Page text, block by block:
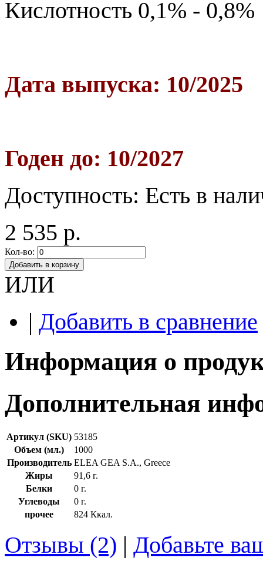
Кислотность 0,1% - 0,8%
Дата выпуска: 10/2025
Годен до: 10/2027
Доступность: Есть в
2 535 р.
Кол-во:
Добавить в корзину
ИЛИ
| Добавить в сравнение
Информация о
Дополнительная
Артикул (SKU) 53185
Объем (мл.)
1000
Производитель ELEA GEA S.A., Greece
Жиры
91,6 г.
Белки
0 г.
Углеводы
0 г.
прочее
824 Ккал.
Отзывы (2) | Добавьте